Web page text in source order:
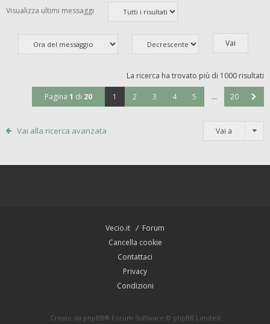
Visualizza ultimi messaggi
La ricerca ha trovato più di 1000 risultati
Pagina 1 di 20 1 2 3 4 5 … 20
Vai alla ricerca avanzata Vai a
Vecio.it
Forum
Cancella cookie
Contattaci
Privacy
Condizioni
Creato da phpBB® Forum Software © phpBB Limited